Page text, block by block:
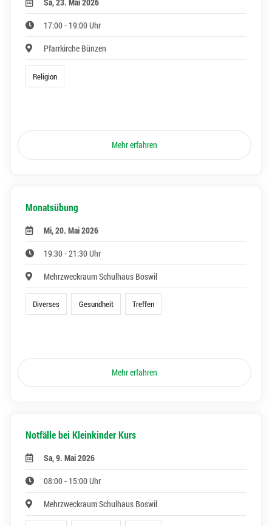
Sa, 23. Mai 2026
17:00 - 19:00 Uhr
Pfarrkirche Bünzen
Religion
Mehr erfahren
Monatsübung
Mi, 20. Mai 2026
19:30 - 21:30 Uhr
Mehrzweckraum Schulhaus Boswil
Diverses Gesundheit Treffen
Mehr erfahren
Notfälle bei Kleinkinder Kurs
Sa, 9. Mai 2026
08:00 - 15:00 Uhr
Mehrzweckraum Schulhaus Boswil